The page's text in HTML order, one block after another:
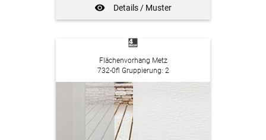
Details / Muster
Flächenvorhang Metz
732-0fl Gruppierung: 2